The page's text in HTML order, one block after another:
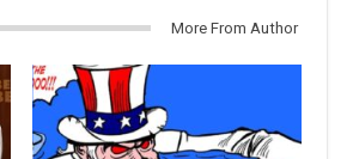
More From Author